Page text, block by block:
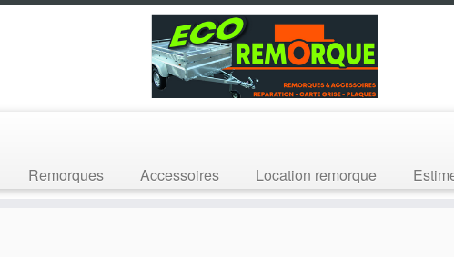
Remorques Accessoires Location remorque